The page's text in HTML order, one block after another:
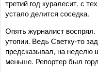
третий год куралесит, с
устало делится соседка.
Опять журналист
утопии. Ведь Светку-то
предсказывал, на неделю
меньше. Репортер был